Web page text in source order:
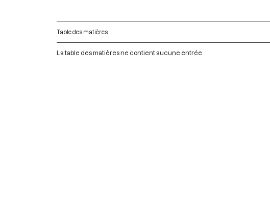
Table des matières
La table des matières ne contient aucune entrée.